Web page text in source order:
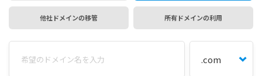
他社ドメインの移管 所有ドメインの利用